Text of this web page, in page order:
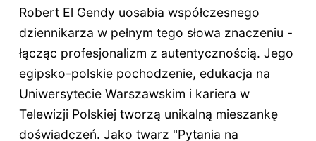
Robert El Gendy uosabia współczesnego
dziennikarza w pełnym tego słowa znaczeniu -
łącząc profesjonalizm z autentycznością. Jego
egipsko-polskie pochodzenie, edukacja na
Uniwersytecie Warszawskim i kariera w
Telewizji Polskiej tworzą unikalną mieszankę
doświadczeń. Jako twarz "Pytania na